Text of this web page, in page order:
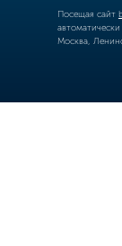
Посещая сайт
Москва,